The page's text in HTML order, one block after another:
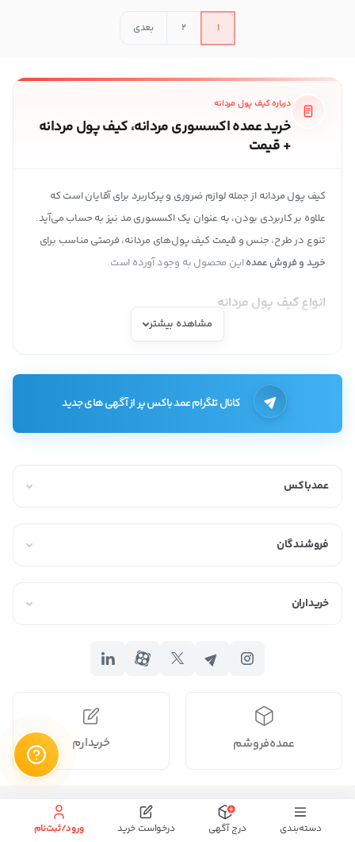
1
2 بعدی
درباره کیف پول مردانه
خرید عمده اکسسوری مردانه، کیف پول مردانه
+ قیمت
کیف پول مردانه از جمله لوازم ضروری و پرکاربرد برای آقایان است که
علاوه بر کاربردی بودن، به عنوان یک اکسسوری مد نیز به حساب می‌آید.
تنوع در طرح، جنس و قیمت کیف پول‌های مردانه، فرصتی مناسب برای
خرید و فروش عمدهاین محصول به وجود آورده است.
انواع کیف پول مردانه
کیف پول مردانه کوچک
کیف پول مردانه بزرگ
نکات مهم برای خرید کیف پول مردانه
گیرد، عبارت است از:
نوع بسته شدن آن
کیف پول مردانه
قیمت مناسب
خرید عمده معمولاً با تخفیفات ویژه‌ای همراه است و با خرید عمده
می‌توانید محصولات مورد نیاز خود را با قیمتی مناسب‌تر تهیه کنید.
تنوع بیشتر
مشاهده بیشتر
کانال تلگرام عمد باکس پر از آگهی های جدید
عمدباکس
فروشندگان
خریداران
عمده‌فروشم خریدارم
تمام حقوق برای محفوظ میباشد.
دسته‌بندی درج آگهی درخواست خرید ورود/ثبت‌نام